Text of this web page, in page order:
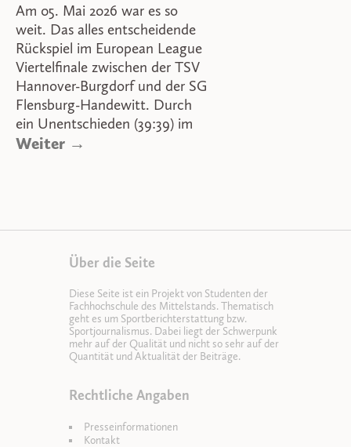
Am 05. Mai 2026 war es so
weit. Das alles entscheidende
Rückspiel im European League
Viertelfinale zwischen der TSV
Hannover-Burgdorf und der SG
Flensburg-Handewitt. Durch
ein Unentschieden (39:39) im
Weiter →
Über die Seite
Diese Seite ist ein Projekt von Studenten der
Fachhochschule des Mittelstands. Thematisch
geht es um Sportberichterstattung bzw.
Sportjournalismus. Dabei liegt der Schwerpunk
mehr auf der Qualität und nicht so sehr auf der
Quantität und Aktualität der Beiträge.
Rechtliche Angaben
Presseinformationen
Kontakt